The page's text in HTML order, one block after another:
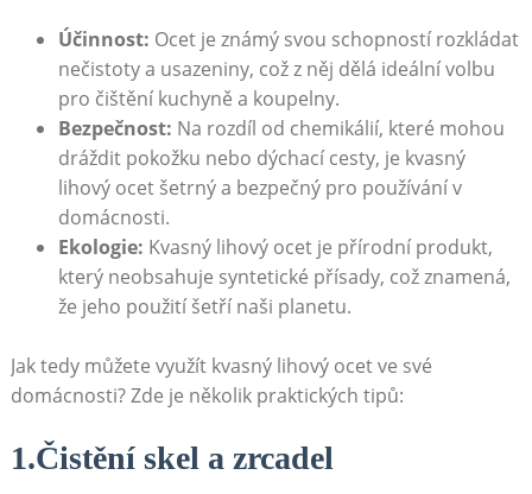
Účinnost: Ocet je známý svou schopností rozkládat
nečistoty a usazeniny,​ což ⁢z něj dělá ideální volbu
pro čištění kuchyně a koupelny.
Bezpečnost: Na rozdíl od chemikálií, ‍které⁣ mohou
dráždit‌ pokožku nebo dýchací cesty, je⁣ kvasný
lihový ocet šetrný​ a bezpečný pro používání ​v
domácnosti.
Ekologie: Kvasný lihový ​ocet je přírodní produkt,
který neobsahuje syntetické přísady, což znamená,
že jeho⁢ použití šetří naši⁣ planetu.
Jak tedy můžete využít⁣ kvasný lihový ocet ve své
domácnosti?‌ Zde je několik​ praktických tipů:
1.Čistění ‍skel a zrcadel